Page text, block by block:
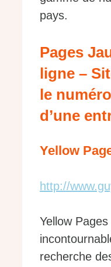
pays.
Pages
ligne –
le
d’une
Yellow
http://
Yellow
recherche